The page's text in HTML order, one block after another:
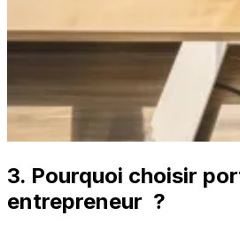
3. Pourquoi choisir
entrepreneur ?